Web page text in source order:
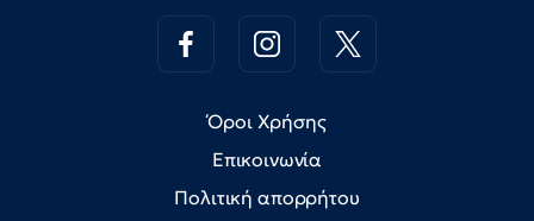
Όροι Χρήσης
Επικοινωνία
Πολιτική απορρήτου